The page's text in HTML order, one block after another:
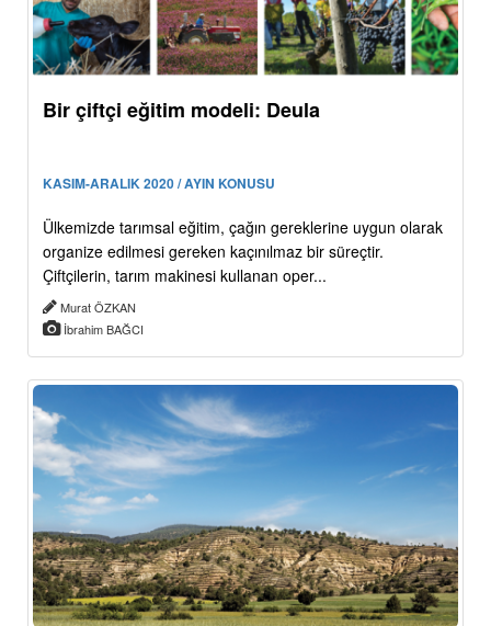
Bir çiftçi eğitim modeli: Deula
KASIM-ARALIK 2020 / AYIN KONUSU
Ülkemizde tarımsal eğitim, çağın gereklerine uygun olarak
organize edilmesi gereken kaçınılmaz bir süreçtir.
Çiftçilerin, tarım makinesi kullanan oper...
Murat ÖZKAN
İbrahim BAĞCI